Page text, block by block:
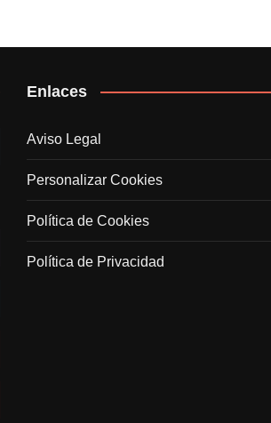
Enlaces
Aviso Legal
Personalizar Cookies
Política de Cookies
Política de Privacidad